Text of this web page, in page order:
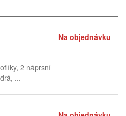
Na objednávku
2 náprsní
...